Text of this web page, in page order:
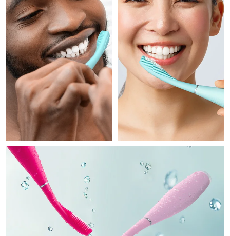
FAQ™護膚品
All FAQ™ skincare
FAQ™產品
All anti-aging treatments
FAQ™護膚品
All FAQ™ skincare
FAQ™產品
All LED treatments
FAQ™產品
All hair treatments
FAQ™ skincare
All FAQ™ skincare
FAQ™ products
All toning treatments
脫毛
PEACH™ 2 Pro Max
Professional IPL hair removal device
PEACH™ 2
IPL hair removal
PEACH™ 2 go
Travel-friendly IPL hair removal
PEACH™ Cooling Prep Gel
Cooling IPL hair removal gel
身體護理
BEAR™ 2 body
Microcurrent body toning
LUNA™ 4 body
Massaging body brush
SUPERCHARGED™ serum
Firming body serum
痘肌護理
ESPADA™ 2 plus
Recurring acne LED therapy
ESPADA™ 2
ESPADA™ Blemish Solution
Concentrated acne gel
眼部護理
BEAR™ 2 eyes & lips
Microcurrent line smoothing device
IRIS™ 2
眼部護膚
Advanced eye care treatment
毛孔護理
Diamond microdermabrasion .
KIWI™
Blackhead remover
護發
2-in-1 LED scalp massager
FLIP™ play advanced
LED light hairbrush
牙齒美白
NEW
issa™ Teeth Whitening Set
Dual LED + sonic device & 18% PAP gel
法國 預計送達日期10/08/2026
法屬玻里尼西亞 預計送達日期14/08/2026
德國 預計送達日期10/08/2026
直布羅陀 預計送達日期14/08/2026
希臘 預計送達日期10/08/2026
中國香港特別行政區 預計送達日期 11/08/2026
匈牙利 10/08/2026
冰島 預計送達日期 11/08/2026
預計送達日期08/08/2026
預計送達日期 10/08/2026